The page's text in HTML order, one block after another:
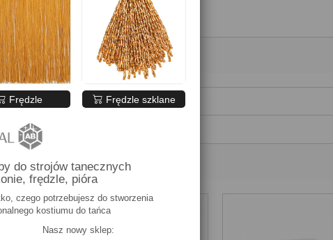
Frędzle Frędzle szklane
do strojów tanecznych
frędzle, pióra
czego potrzebujesz do stworzenia
kostiumu do tańca
Nasz nowy sklep: